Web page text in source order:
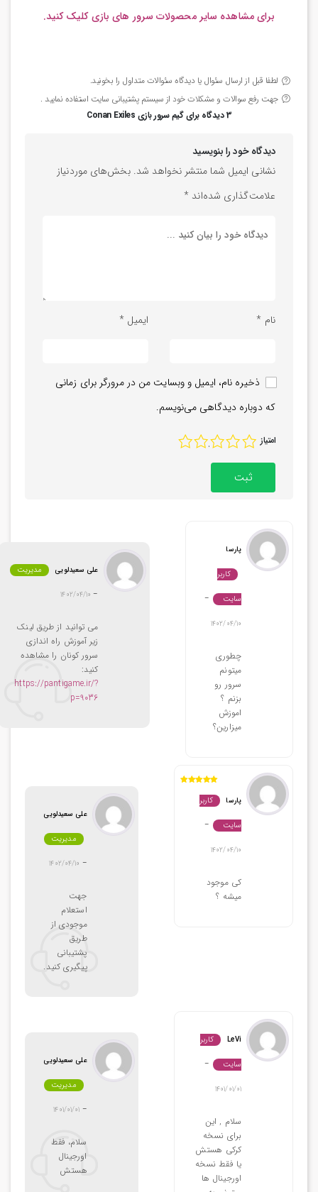
برای مشاهده سایر محصولات سرور های بازی کلیک کنید.
لطفا قبل از ارسال سئوال یا دیدگاه سئوالات متداول را بخونید.
جهت رفع سوالات و مشکلات خود از سیستم پشتیبانی سایت استفاده نمایید .
3 دیدگاه برای
گیم سرور بازی Conan Exiles
دیدگاه خود را بنویسید
نشانی ایمیل شما منتشر نخواهد شد. بخش‌های موردنیاز
علامت‌گذاری شده‌اند *
نام * ایمیل *
ذخیره نام، ایمیل و وبسایت من در مرورگر برای زمانی
که دوباره دیدگاهی می‌نویسم.
امتیاز 5 4 3 2 1
پارسا
کاربر
سایت –
1402/04/10
چطوری
میتونم
سرور رو
بزنم ؟
اموزش
میزارین؟
علی سعیدلویی مدیریت
–
1402/04/10
می توانید از طریق لینک
زیر آموزش راه اندازی
سرور کونان را مشاهده
کنید:
https://pantigame.ir/?
p=9036
پارسا کاربر
سایت –
1402/04/10
کی موجود
میشه ؟
علی سعیدلویی
مدیریت
–
1402/04/10
جهت
استعلام
موجودی از
طریق
پشتیبانی
پیگیری کنید.
LeVi کاربر
سایت –
1401/01/01
سلام , این
برای نسخه
کرکی هستش
یا فقط نسخه
اورجینال ها
علی سعیدلویی
مدیریت
–
1401/01/01
سلام، فقط
اورجینال
هستش